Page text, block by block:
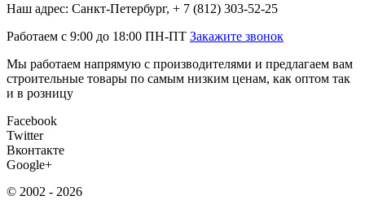
Наш адрес: Санкт-Петербург, + 7 (812) 303-52-25
Работаем с 9:00 до 18:00 ПН-ПТ Закажите звонок
Мы работаем напрямую с производителями и предлагаем вам
строительные товары по самым низким ценам, как оптом так
и в розницу
Facebook
Twitter
Вконтакте
Google+
© 2002 - 2026